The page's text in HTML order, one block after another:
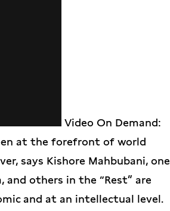
Video On Demand:
at the forefront of world
says Kishore Mahbubani, one
and others in the “Rest” are
and at an intellectual level.